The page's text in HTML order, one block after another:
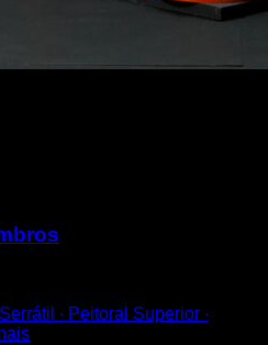
∙ Peitoral Superior ∙